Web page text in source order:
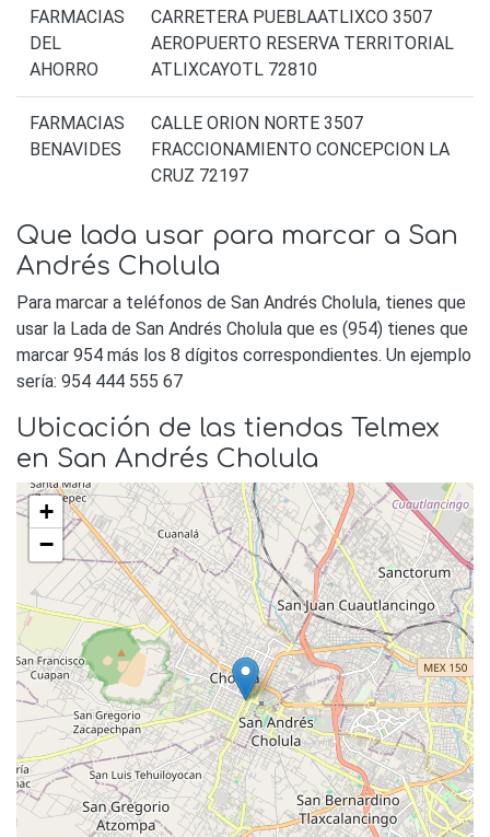
FARMACIAS
DEL
AHORRO
CARRETERA PUEBLAATLIXCO 3507
AEROPUERTO RESERVA TERRITORIAL
ATLIXCAYOTL 72810
FARMACIAS
BENAVIDES
CALLE ORION NORTE 3507
FRACCIONAMIENTO CONCEPCION LA
CRUZ 72197
Que lada usar para marcar a San
Andrés Cholula
Para marcar a teléfonos de San Andrés Cholula, tienes que
usar la Lada de San Andrés Cholula que es (954) tienes que
marcar 954 más los 8 dígitos correspondientes. Un ejemplo
sería: 954 444 555 67
Ubicación de las tiendas Telmex
en San Andrés Cholula
+
−